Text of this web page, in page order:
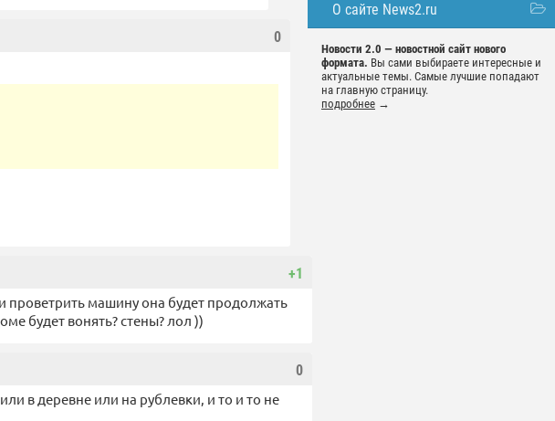
О сайте News2.ru
Новости 2.0 — новостной сайт нового
формата. Вы сами выбираете интересные и
актуальные темы. Самые лучшие попадают
на главную страницу.
подробнее →
0
+1
проветрить машину она будет продолжать
будет вонять? стены? лол ))
0
в деревне или на рублевки, и то и то не